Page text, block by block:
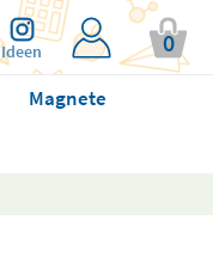
Ideen 0
Magnete